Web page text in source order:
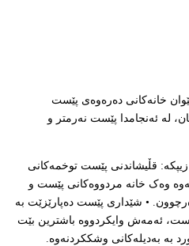
خانەکانی دەرەوەی پێست
لە ئەنجامدا پێست نەرمتر و
قڵیشاندنی پێست توخمەکانی
وەک خانە مردووەکانی پێست و
• شێداری پێست دەپارێزێت بە
ئەمەش وایکردووە باشترین بێت
بە بەدیلەکانی وشککردنەوە.